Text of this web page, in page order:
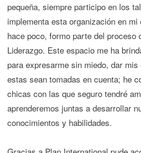
pequeña, siempre participo en los
implementa esta organización en
hace poco, formo parte del proceso
Liderazgo. Este espacio me ha
para expresarme sin miedo, dar
estas sean tomadas en cuenta; he
chicas con las que seguro tendré
aprenderemos juntas a desarrollar
conocimientos y habilidades.